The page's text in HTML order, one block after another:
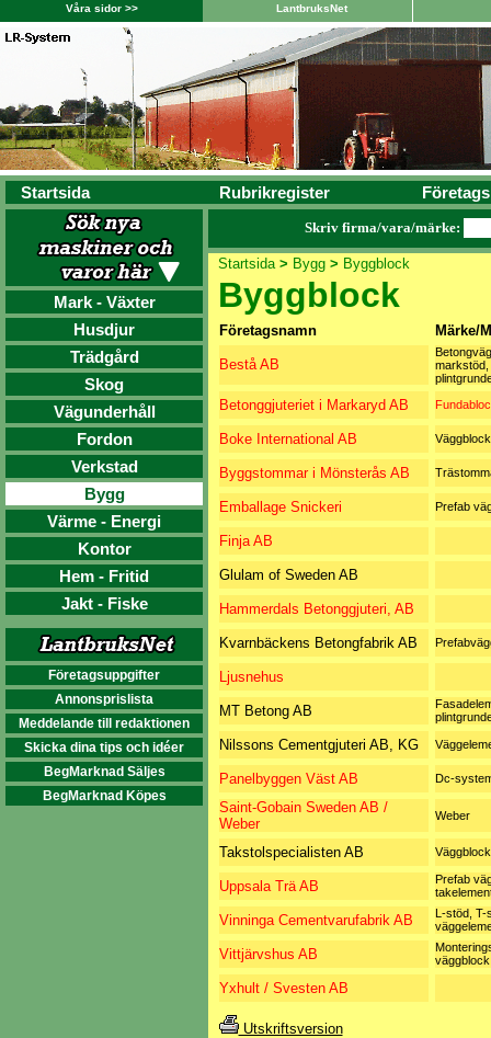
Våra sidor >> LantbruksNet
Startsida Rubrikregister
Mark - Växter
Husdjur
Trädgård
Skog
Vägunderhåll
Fordon
Verkstad
Bygg
Värme - Energi
Kontor
Hem - Fritid
Jakt - Fiske
Företagsuppgifter
Annonsprislista
Meddelande till redaktionen
Skicka dina tips och idéer
BegMarknad Säljes
BegMarknad Köpes
Skriv firma/vara/märke:
Startsida> Bygg > Byggblock
Byggblock
Företagsnamn Märke/
Bestå AB
markstöd,
Betonggjuteriet i Markaryd AB
Boke International AB Väggblock
Byggstommar i Mönsterås AB
Emballage Snickeri Prefab
Finja AB
Glulam of Sweden AB
Hammerdals Betonggjuteri, AB
Kvarnbäckens Betongfabrik AB
Ljusnehus
MT Betong AB
Nilssons Cementgjuteri AB, KG
Panelbyggen Väst AB Dc-
Saint-Gobain Sweden AB /
Weber
Weber
Takstolspecialisten AB Väggblock
Uppsala Trä AB
Prefab
Vinninga Cementvarufabrik AB
L-stöd, T-
Vittjärvshus AB
väggblock
Yxhult / Svesten AB
Utskriftsversion